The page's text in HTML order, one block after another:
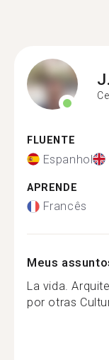
J.
FLUENTE
Espanhol
APRENDE
Francês
Meus
La vida.
por otras